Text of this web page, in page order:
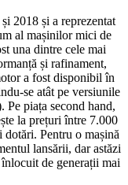
2018 și a reprezentat
al mașinilor mici de
una dintre cele mai
și rafinament,
a fost disponibil în
se atât pe versiunile
Pe piața second hand,
la prețuri între 7.000
Pentru o mașină
lansării, dar astăzi
de generații mai